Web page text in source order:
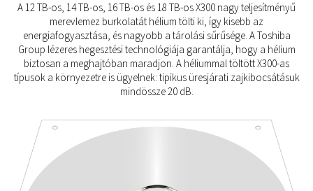
A 12 TB-os, 14 TB-os, 16 TB-os és 18 TB-os X300 nagy teljesítményű
merevlemez burkolatát hélium tölti ki, így kisebb az
energiafogyasztása, és nagyobb a tárolási sűrűsége. A Toshiba
Group lézeres hegesztési technológiája garantálja, hogy a hélium
biztosan a meghajtóban maradjon. A héliummal töltött X300-as
típusok a környezetre is ügyelnek: tipikus üresjárati zajkibocsátásuk
mindössze 20 dB.